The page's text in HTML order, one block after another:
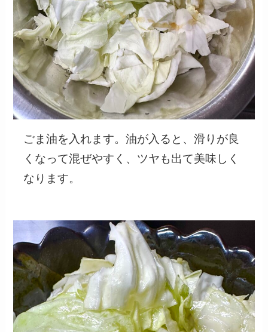
ごま油を入れます。油が入ると、滑りが良
くなって混ぜやすく、ツヤも出て美味しく
なります。